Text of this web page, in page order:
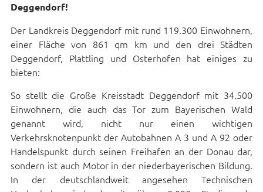
Deggendorf!
Der Landkreis Deggendorf mit rund 119.300 Einwohnern,
einer Fläche von 861 qm km und den drei Städten
Deggendorf, Plattling und Osterhofen hat einiges zu
bieten:
So stellt die Große Kreisstadt Deggendorf mit 34.500
Einwohnern, die auch das Tor zum Bayerischen Wald
genannt wird, nicht nur einen wichtigen
Verkehrsknotenpunkt der Autobahnen A 3 und A 92 oder
Handelspunkt durch seinen Freihafen an der Donau dar,
sondern ist auch Motor in der niederbayerischen Bildung.
In der deutschlandweit angesehen Technischen